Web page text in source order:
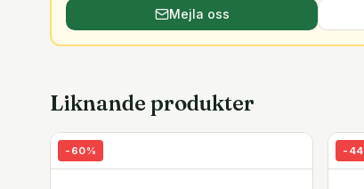
Mejla oss
Liknande produkter
- 60% - 44